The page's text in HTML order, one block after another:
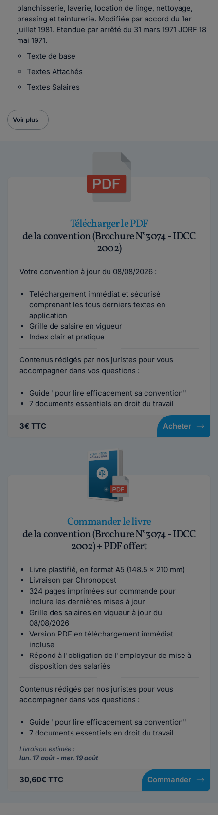
blanchisserie, laverie, location de linge, nettoyage,
pressing et teinturerie. Modifiée par accord du 1er
juillet 1981. Etendue par arrêté du 31 mars 1971 JORF 18
mai 1971.
Texte de base
Textes Attachés
Textes Salaires
Voir plus
Télécharger le PDF
de la convention (Brochure N°3074 - IDCC
2002)
Votre convention à jour du 08/08/2026 :
Téléchargement immédiat et sécurisé
comprenant les tous derniers textes en
application
Grille de salaire en vigueur
Index clair et pratique
Contenus rédigés par nos juristes pour vous
accompagner dans vos questions :
Guide "pour lire efficacement sa convention"
7 documents essentiels en droit du travail
3€ TTC Acheter
Commander le livre
de la convention (Brochure N°3074 - IDCC
2002) + PDF offert
Livre plastifié, en format A5 (148.5 x 210 mm)
Livraison par Chronopost
324 pages imprimées sur commande pour
inclure les dernières mises à jour
Grille des salaires en vigueur à jour du
08/08/2026
Version PDF en téléchargement immédiat
incluse
Répond à l'obligation de l'employeur de mise à
disposition des salariés
Contenus rédigés par nos juristes pour vous
accompagner dans vos questions :
Guide "pour lire efficacement sa convention"
7 documents essentiels en droit du travail
Livraison estimée :
lun. 17 août - mer. 19 août
30,60€ TTC Commander